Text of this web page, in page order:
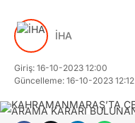
İHA
Giriş: 16-10-2023 12:00
Güncelleme: 16-10-2023 12:12